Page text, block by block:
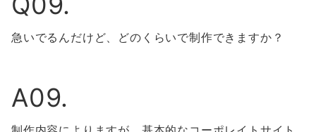
急いでるんだけど、どのくらいで制作できますか？
A09.